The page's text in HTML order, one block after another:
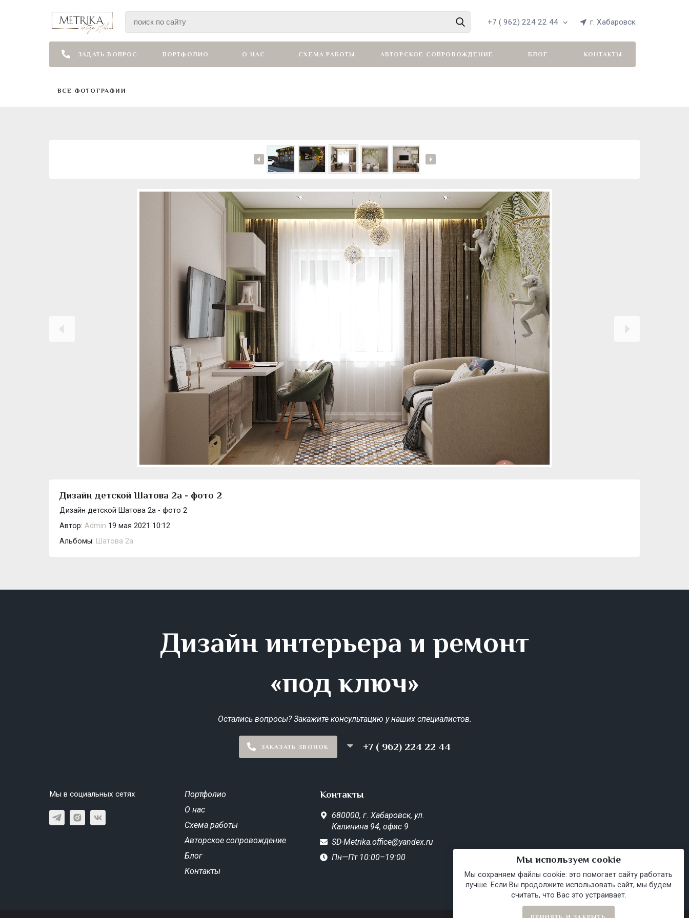
+7 ( 962) 224 22 44 г. Хабаровск
ЗАДАТЬ ВОПРОС ПОРТФОЛИО О НАС СХЕМА РАБОТЫ АВТОРСКОЕ СОПРОВОЖДЕНИЕ БЛОГ КОНТАКТЫ
ВСЕ ФОТОГРАФИИ
Дизайн детской Шатова 2а - фото 2
Дизайн детской Шатова 2а - фото 2
Автор: Admin 19 мая 2021 10:12
Альбомы: Шатова 2а
Дизайн интерьера и ремонт
«под ключ»
Остались вопросы? Закажите консультацию у наших специалистов.
ЗАКАЗАТЬ ЗВОНОК +7 ( 962) 224 22 44
Мы в социальных сетях
Портфолио
О нас
Схема работы
Авторское сопровождение
Блог
Контакты
Контакты
680000, г. Хабаровск, ул.
Калинина 94, офис 9
SD-Metrika.office@yandex.ru
Пн—Пт 10:00–19:00
Мы используем cookie
Мы сохраняем файлы cookie: это помогает сайту работать
лучше. Если Вы продолжите использовать сайт, мы будем
считать, что Вас это устраивает.